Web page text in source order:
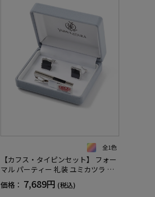
全1色
【カフス・タイピンセット】 フォー
マル パーティー 礼装 ユミカツラ 通
価格： 7,689円 (税込)